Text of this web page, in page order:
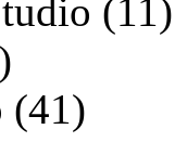
(11)
(41)